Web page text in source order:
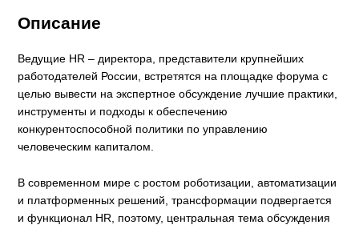
Описание
Ведущие HR – директора, представители крупнейших
работодателей России, встретятся на площадке форума с
целью вывести на экспертное обсуждение лучшие практики,
инструменты и подходы к обеспечению
конкурентоспособной политики по управлению
человеческим капиталом.
В современном мире с ростом роботизации, автоматизации
и платформенных решений, трансформации подвергается
и функционал HR, поэтому, центральная тема обсуждения